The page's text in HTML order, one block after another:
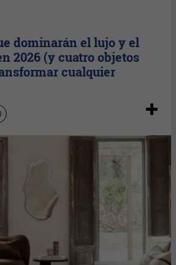
dominarán el lujo y el
2026 (y cuatro objetos
cualquier